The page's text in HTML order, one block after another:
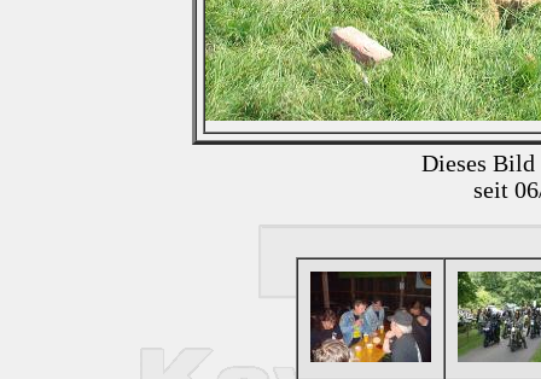
Dieses Bild
seit